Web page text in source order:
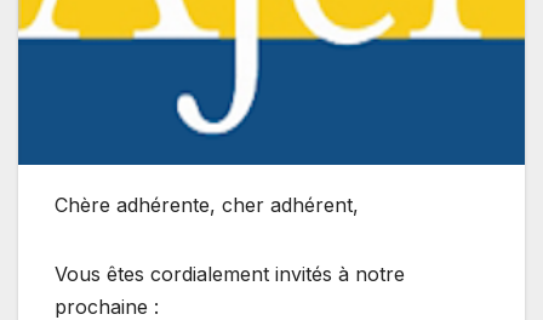
Chère adhérente, cher adhérent,
Vous êtes cordialement invités à notre
prochaine :